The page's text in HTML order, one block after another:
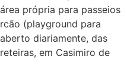
própria para passeios
(playground para
diariamente, das
em Casimiro de